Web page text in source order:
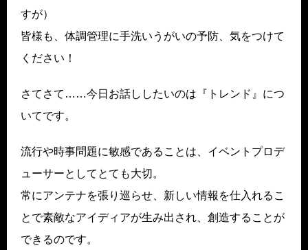
すが）
皆様も、体調管理に手洗いうがいの予防、気をつけて
ください！
さてさて……今日お話ししたいのは『トレンド』につ
いてです。
流行や時事問題に敏感であることは、イベントプロデ
ューサーとしてとても大切。
常にアンテナを張り巡らせ、新しい情報を仕入れるこ
とで素敵なアイディアが生み出され、創造することが
できるのです。